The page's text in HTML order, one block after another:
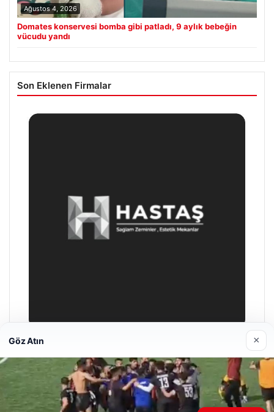
Ağustos 4, 2026
Domates konservesi bomba gibi patladı, 9 aylık bebeğin
vücudu yandı
Son Eklenen Firmalar
Prenses Night Club
Nisan 29, 2026
Göz Atın ×